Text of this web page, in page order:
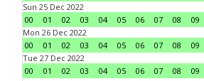
Sun 25 Dec 2022
00
01 02 03 04 05 06 07 08 09
Mon 26 Dec 2022
00
01 02 03 04 05 06 07 08 09
Tue 27 Dec 2022
00
01 02 03 04 05 06 07 08 09